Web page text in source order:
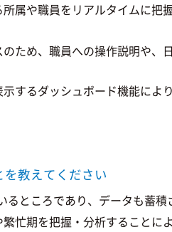
属や職員をリアルタイムに把
ため、職員への操作説明や、
するダッシュボード機能によ
教えてください
ところであり、データも蓄
忙期を把握・分析することに